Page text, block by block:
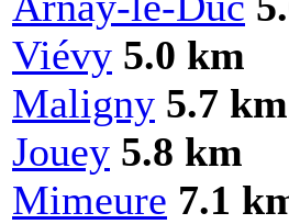
Viévy 5.0 km
Maligny 5.7 km
Jouey 5.8 km
Mimeure 7.1